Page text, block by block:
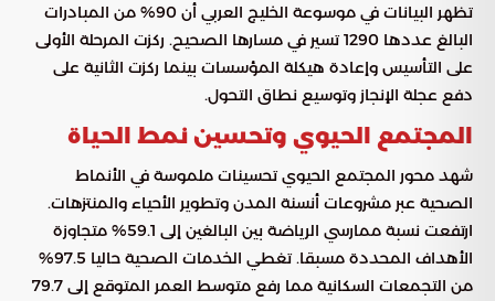
تظهر البيانات في موسوعة الخليج العربي أن 90% من المبادرات
البالغ عددها 1290 تسير في مسارها الصحيح. ركزت المرحلة الأولى
على التأسيس وإعادة هيكلة المؤسسات بينما ركزت الثانية على
دفع عجلة الإنجاز وتوسيع نطاق التحول.
المجتمع الحيوي وتحسين نمط الحياة
شهد محور المجتمع الحيوي تحسينات ملموسة في الأنماط
الصحية عبر مشروعات أنسنة المدن وتطوير الأحياء والمنتزهات.
ارتفعت نسبة ممارسي الرياضة بين البالغين إلى 59.1% متجاوزة
الأهداف المحددة مسبقا. تغطي الخدمات الصحية حاليا 97.5%
من التجمعات السكانية مما رفع متوسط العمر المتوقع إلى 79.7